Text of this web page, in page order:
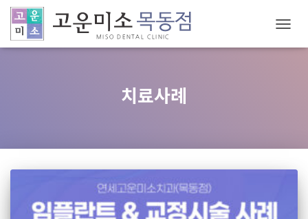
토
글
치료사례